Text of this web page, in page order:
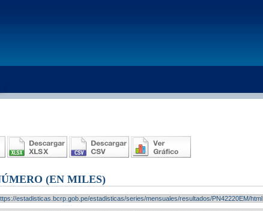
(EN MILES)
estadisticas.bcrp.gob.pe/estadisticas/series/mensuales/resultados/PN42220EM/html